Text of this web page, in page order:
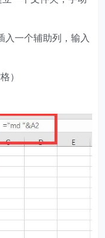
入一个辅助列，输入
）